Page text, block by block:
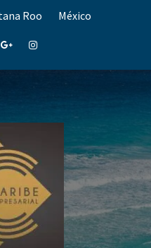
Roo México
Google+Instagram